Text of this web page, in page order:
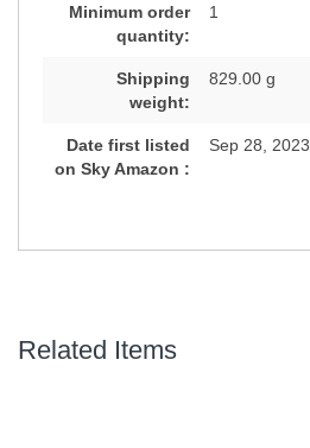
Minimum order
quantity:
1
Shipping
weight:
829.00 g
Date first listed
on Sky Amazon :
Sep 28, 2023
Related Items